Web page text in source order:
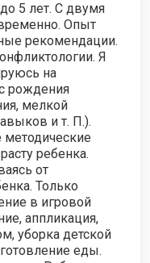
5 лет. С двумя
Опыт
рекомендации.
Я
на
рождения
мелкой
и т. П.).
ребенка.
от
Только
в игровой
аппликация,
уборка детской
еды.